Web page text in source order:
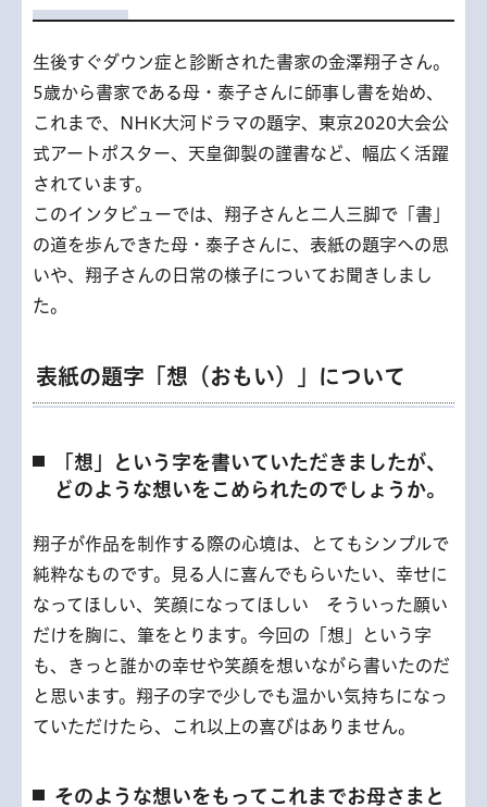
生後すぐダウン症と診断された書家の金澤翔子さん。
5歳から書家である母・泰子さんに師事し書を始め、
これまで、NHK大河ドラマの題字、東京2020大会公
式アートポスター、天皇御製の謹書など、幅広く活躍
されています。
このインタビューでは、翔子さんと二人三脚で「書」
の道を歩んできた母・泰子さんに、表紙の題字への思
いや、翔子さんの日常の様子についてお聞きしまし
た。
表紙の題字「想（おもい）」について
「想」という字を書いていただきましたが、
どのような想いをこめられたのでしょうか。
翔子が作品を制作する際の心境は、とてもシンプルで
純粋なものです。見る人に喜んでもらいたい、幸せに
なってほしい、笑顔になってほしい そういった願い
だけを胸に、筆をとります。今回の「想」という字
も、きっと誰かの幸せや笑顔を想いながら書いたのだ
と思います。翔子の字で少しでも温かい気持ちになっ
ていただけたら、これ以上の喜びはありません。
そのような想いをもってこれまでお母さまと